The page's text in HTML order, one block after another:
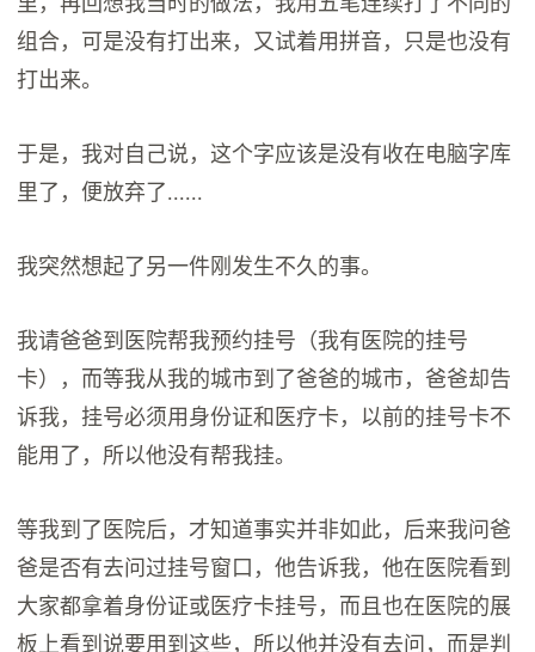
组合，可是没有打出来，又试着用拼音，只是也没有
打出来。
于是，我对自己说，这个字应该是没有收在电脑字库
里了，便放弃了......
我突然想起了另一件刚发生不久的事。
我请爸爸到医院帮我预约挂号（我有医院的挂号
卡），而等我从我的城市到了爸爸的城市，爸爸却告
诉我，挂号必须用身份证和医疗卡，以前的挂号卡不
能用了，所以他没有帮我挂。
等我到了医院后，才知道事实并非如此，后来我问爸
爸是否有去问过挂号窗口，他告诉我，他在医院看到
大家都拿着身份证或医疗卡挂号，而且也在医院的展
板上看到说要用到这些，所以他并没有去问，而是判